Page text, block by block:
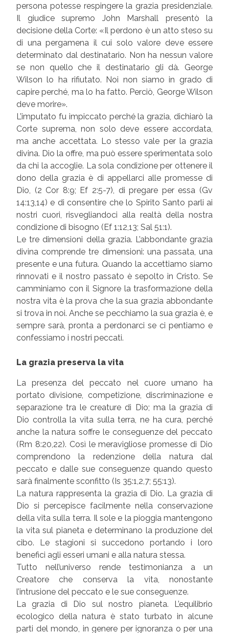
persona potesse respingere la grazia presidenziale.
Il giudice supremo John Marshall presentò la
decisione della Corte: «Il perdono è un atto steso su
di una pergamena il cui solo valore deve essere
determinato dal destinatario. Non ha nessun valore
se non quello che il destinatario gli dà. George
Wilson lo ha rifiutato. Noi non siamo in grado di
capire perché, ma lo ha fatto. Perciò, George Wilson
deve morire».
L’imputato fu impiccato perché la grazia, dichiarò la
Corte suprema, non solo deve essere accordata,
ma anche accettata. Lo stesso vale per la grazia
divina. Dio la offre, ma può essere sperimentata solo
da chi la accoglie. La sola condizione per ottenere il
dono della grazia è di appellarci alle promesse di
Dio, (2 Cor 8:9; Ef 2:5-7), di pregare per essa (Gv
14:13,14) e di consentire che lo Spirito Santo parli ai
nostri cuori, risvegliandoci alla realtà della nostra
condizione di bisogno (Ef 1:12,13; Sal 51:1).
Le tre dimensioni della grazia. L’abbondante grazia
divina comprende tre dimensioni: una passata, una
presente e una futura. Quando la accettiamo siamo
rinnovati e il nostro passato è sepolto in Cristo. Se
camminiamo con il Signore la trasformazione della
nostra vita è la prova che la sua grazia abbondante
si trova in noi. Anche se pecchiamo la sua grazia è, e
sempre sarà, pronta a perdonarci se ci pentiamo e
confessiamo i nostri peccati.
La grazia preserva la vita
La presenza del peccato nel cuore umano ha
portato divisione, competizione, discriminazione e
separazione tra le creature di Dio; ma la grazia di
Dio controlla la vita sulla terra, ne ha cura, perché
anche la natura soffre le conseguenze del peccato
(Rm 8:20,22). Così le meravigliose promesse di Dio
comprendono la redenzione della natura dal
peccato e dalle sue conseguenze quando questo
sarà finalmente sconfitto (Is 35:1,2,7; 55:13).
La natura rappresenta la grazia di Dio. La grazia di
Dio si percepisce facilmente nella conservazione
della vita sulla terra. Il sole e la pioggia mantengono
la vita sul pianeta e determinano la produzione del
cibo. Le stagioni si succedono portando i loro
benefici agli esseri umani e alla natura stessa.
Tutto nell’universo rende testimonianza a un
Creatore che conserva la vita, nonostante
l’intrusione del peccato e le sue conseguenze.
La grazia di Dio sul nostro pianeta. L’equilibrio
ecologico della natura è stato turbato in alcune
parti del mondo, in genere per ignoranza o per una